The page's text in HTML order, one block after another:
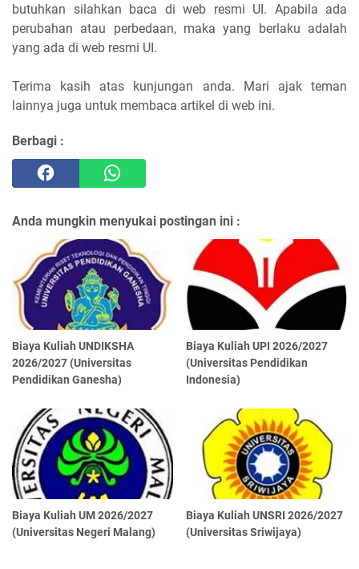
butuhkan silahkan baca di web resmi UI. Apabila ada
perubahan atau perbedaan, maka yang berlaku adalah
yang ada di web resmi UI.
Terima kasih atas kunjungan anda. Mari ajak teman
lainnya juga untuk membaca artikel di web ini.
Berbagi :
Anda mungkin menyukai postingan ini :
Biaya Kuliah UNDIKSHA
2026/2027 (Universitas
Pendidikan Ganesha)
Biaya Kuliah UPI 2026/2027
(Universitas Pendidikan
Indonesia)
Biaya Kuliah UM 2026/2027
(Universitas Negeri Malang)
Biaya Kuliah UNSRI 2026/2027
(Universitas Sriwijaya)